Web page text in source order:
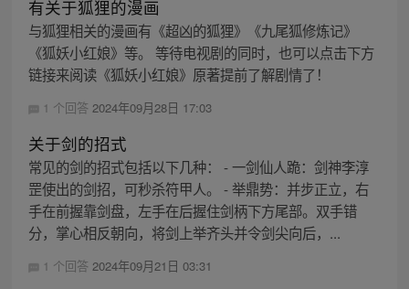
有关于狐狸的漫画
与狐狸相关的漫画有《超凶的狐狸》《九尾狐修炼记》
《狐妖小红娘》等。 等待电视剧的同时，也可以点击下方
链接来阅读《狐妖小红娘》原著提前了解剧情了！
1 个回答 2024年09月28日 17:03
关于剑的招式
常见的剑的招式包括以下几种： - 一剑仙人跪：剑神李淳
罡使出的剑招，可秒杀符甲人。 - 举鼎势：并步正立，右
手在前握靠剑盘，左手在后握住剑柄下方尾部。双手错
分，掌心相反朝向，将剑上举齐头并令剑尖向后，...
1 个回答 2024年09月21日 03:31